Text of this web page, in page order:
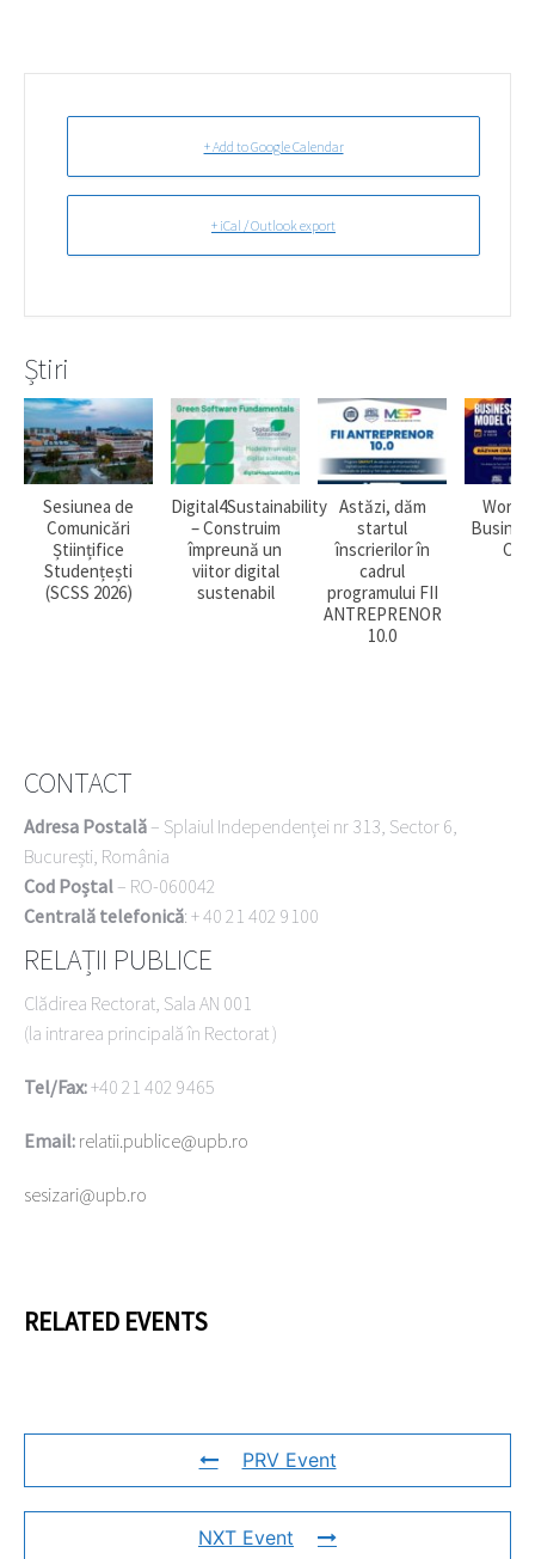
+ Add to Google Calendar
+ iCal / Outlook export
Știri
Sesiunea de
Comunicări
Științifice
Studențești
(SCSS 2026)
Digital4Sustainability
– Construim
împreună un
viitor digital
sustenabil
Astăzi, dăm
startul
înscrierilor în
cadrul
programului FII
ANTREPRENOR
10.0
CONTACT
Adresa Postală – Splaiul Independenței nr 313, Sector 6,
București, România
Cod Poștal – RO-060042
Centrală telefonică: + 40 21 402 9100
RELAȚII PUBLICE
Clădirea Rectorat, Sala AN 001
(la intrarea principală în Rectorat )
Tel/Fax:+40 21 402 9465
Email: relatii.publice@upb.ro
sesizari@upb.ro
RELATED EVENTS
PRV Event
NXT Event